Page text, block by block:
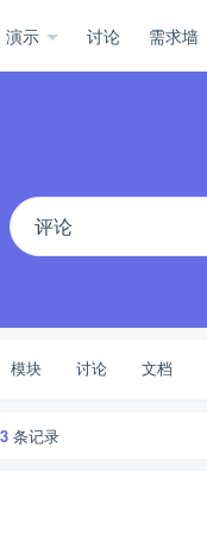
演示 讨论 需求墙
模块 讨论 文档
条记录